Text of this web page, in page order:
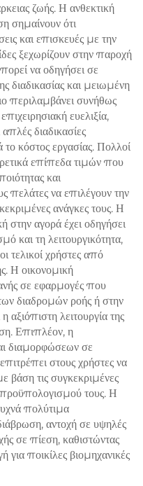
ζωής. Η ανθεκτική
σημαίνουν ότι
και επισκευές με την
ξεχωρίζουν στην παροχή
να οδηγήσει σε
διαδικασίας και μειωμένη
περιλαμβάνει συνήθως
ευελιξία,
διαδικασίες
κόστος εργασίας. Πολλοί
επίπεδα τιμών που
και
πελάτες να επιλέγουν την
ανάγκες τους. Η
στην αγορά έχει οδηγήσει
και τη λειτουργικότητα,
τελικοί χρήστες από
Η οικονομική
σε εφαρμογές που
διαδρομών ροής ή στην
αξιόπιστη λειτουργία της
Επιπλέον, η
διαμορφώσεων σε
στους χρήστες να
βάση τις συγκεκριμένες
προϋπολογισμού τους. Η
πολύτιμα
αντοχή σε υψηλές
σε πίεση, καθιστώντας
για ποικίλες βιομηχανικές